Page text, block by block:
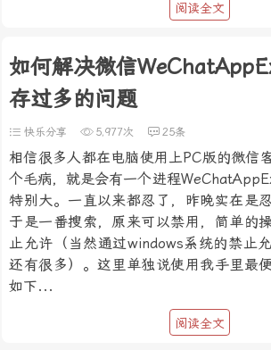
阅读全文
如何解决微信
存过多的问题
快乐分享 5,977次 25条
相信很多人都在电脑使用上PC版的微信
个毛病，就是会有一个进程
特别大。一直以来都忍了，昨晚实在是
于是一番搜索，原来可以禁用，简单的
止允许（当然通过windows系统的禁止
还有很多）。这里单独说使用我手里最
如下...
阅读全文